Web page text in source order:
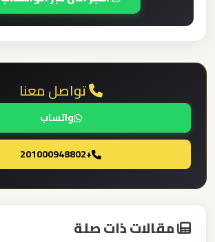
تواصل معنا
واتساب
+201000948802
مقالات ذات صلة
ليموزين
مطار
أسعار
ليموزين
القاهرة
ليموزين
مطار
الغردقة